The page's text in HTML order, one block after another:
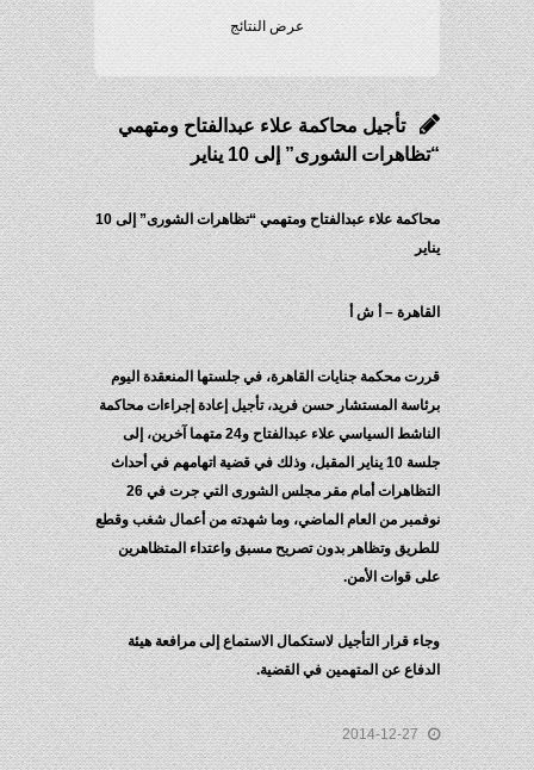
عرض النتائج
تأجيل محاكمة علاء عبدالفتاح ومتهمي
“تظاهرات الشورى” إلى 10 يناير
محاكمة علاء عبدالفتاح ومتهمي “تظاهرات الشورى” إلى 10
يناير
القاهرة – أ ش أ
قررت محكمة جنايات القاهرة، في جلستها المنعقدة اليوم
برئاسة المستشار حسن فريد، تأجيل إعادة إجراءات محاكمة
الناشط السياسي علاء عبدالفتاح و24 متهما آخرين، إلى
جلسة 10 يناير المقبل، وذلك في قضية اتهامهم في أحداث
التظاهرات أمام مقر مجلس الشورى التي جرت في 26
نوفمبر من العام الماضي، وما شهدته من أعمال شغب وقطع
للطريق وتظاهر بدون تصريح مسبق واعتداء المتظاهرين
على قوات الأمن.
وجاء قرار التأجيل لاستكمال الاستماع إلى مرافعة هيئة
الدفاع عن المتهمين في القضية.
2014-12-27